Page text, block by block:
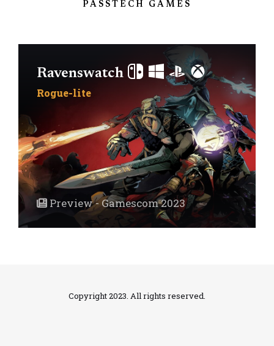
PASSTECH GAMES
Ravenswatch
Rogue-lite
Preview - Gamescom 2023
Copyright 2023. All rights reserved.